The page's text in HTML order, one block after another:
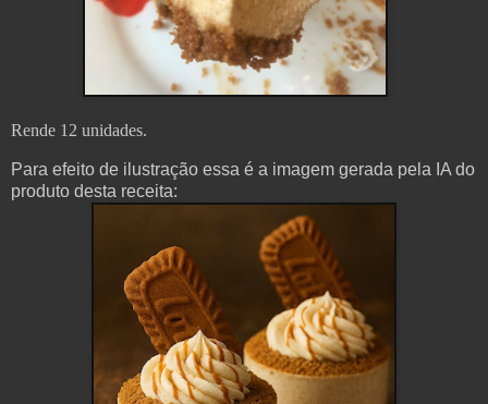
Rende 12 unidades.
Para efeito de ilustração essa é a imagem gerada pela IA do
produto desta receita: